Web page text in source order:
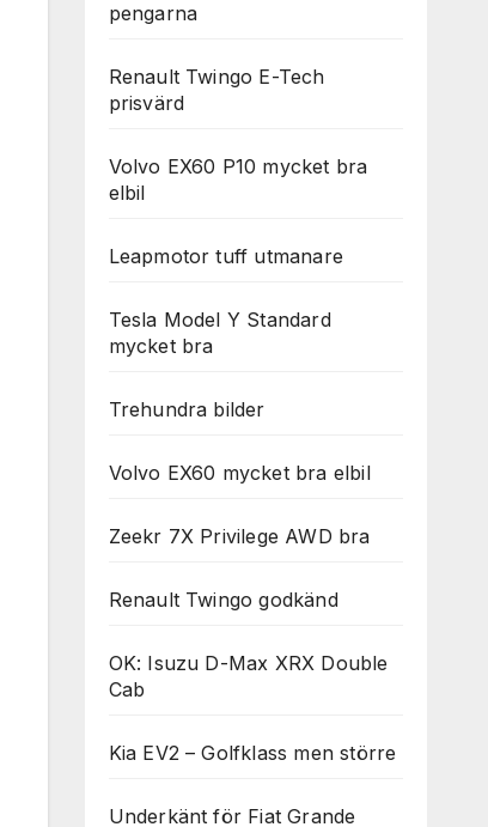
pengarna
Renault Twingo E-Tech
prisvärd
Volvo EX60 P10 mycket bra
elbil
Leapmotor tuff utmanare
Tesla Model Y Standard
mycket bra
Trehundra bilder
Volvo EX60 mycket bra elbil
Zeekr 7X Privilege AWD bra
Renault Twingo godkänd
OK: Isuzu D-Max XRX Double
Cab
Kia EV2 – Golfklass men större
Underkänt för Fiat Grande